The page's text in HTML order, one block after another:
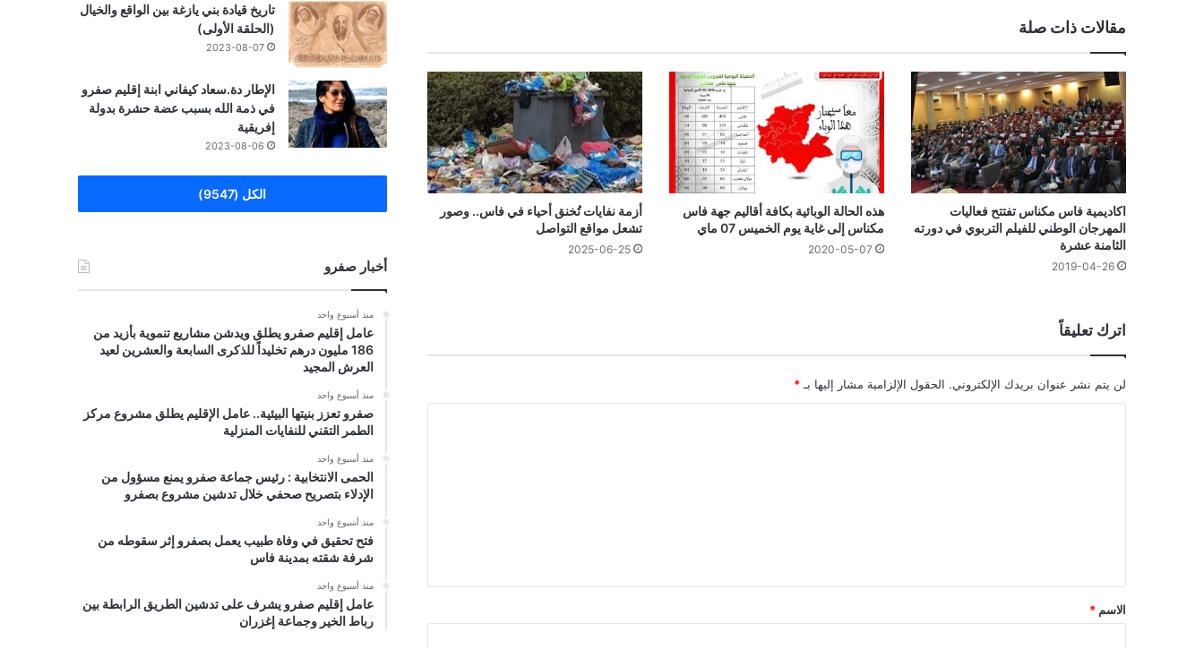
مقالات ذات صلة
اكاديمية فاس مكناس تفتتح فعاليات
المهرجان الوطني للفيلم التربوي في دورته
الثامنة عشرة
2019-04-26
هذه الحالة الوبائية بكافة أقاليم جهة فاس
مكناس إلى غاية يوم الخميس 07 ماي
2020-05-07
أزمة نفايات تُخنق أحياء في فاس.. وصور
تشعل مواقع التواصل
2025-06-25
اترك تعليقاً
لن يتم نشر عنوان بريدك الإلكتروني. الحقول الإلزامية مشار إليها بـ *
*
الاسم *
تاريخ قيادة بني يازغة بين الواقع والخيال
(الحلقة الأولى)
2023-08-07
الإطار دة.سعاد كيفاني ابنة إقليم صفرو
في ذمة الله بسبب عضة حشرة بدولة
إفريقية
2023-08-06
الكل (9547)
أخبار صفرو
منذ أسبوع واحد
عامل إقليم صفرو يطلق ويدشن مشاريع تنموية بأزيد من
186 مليون درهم تخليداً للذكرى السابعة والعشرين لعيد
العرش المجيد
منذ أسبوع واحد
صفرو تعزز بنيتها البيئية.. عامل الإقليم يطلق مشروع مركز
الطمر التقني للنفايات المنزلية
منذ أسبوع واحد
الحمى الانتخابية : رئيس جماعة صفرو يمنع مسؤول من
الإدلاء بتصريح صحفي خلال تدشين مشروع بصفرو
منذ أسبوع واحد
فتح تحقيق في وفاة طبيب يعمل بصفرو إثر سقوطه من
شرفة شقته بمدينة فاس
منذ أسبوع واحد
عامل إقليم صفرو يشرف على تدشين الطريق الرابطة بين
رباط الخير وجماعة إغزران